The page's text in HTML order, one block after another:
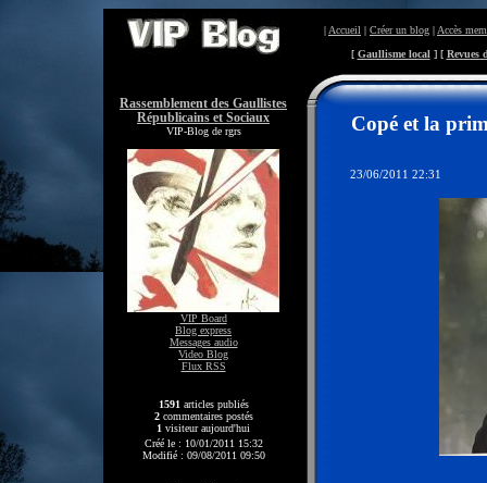
Rassemblement des Gaullistes
Républicains et Sociaux
VIP-Blog de rgrs
VIP Board
Blog express
Messages audio
Video Blog
Flux RSS
1591 articles publiés
2commentaires postés
1 visiteur aujourd'hui
Créé le : 10/01/2011 15:32
Modifié : 09/08/2011 09:50
| Accueil | Créer un blog | Accès
[ Gaullisme local ] [ Revues
Copé et la
23/06/2011 22:31